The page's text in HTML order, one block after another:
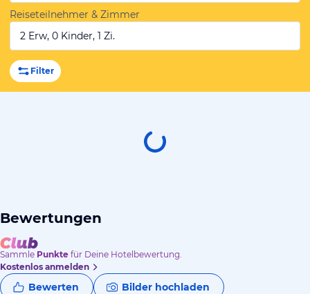
Reiseteilnehmer & Zimmer
2 Erw, 0 Kinder, 1 Zi.
Filter
Bewertungen
Sammle Punkte für Deine Hotelbewertung.
Kostenlos anmelden
Bewerten Bilder hochladen